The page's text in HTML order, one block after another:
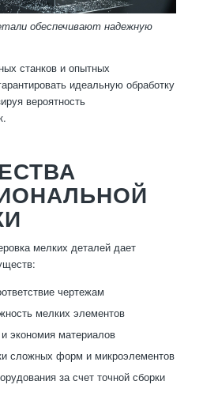
обеспечивают надежную
станков и опытных
идеальную обработку
вероятность
мелких деталей дает
чертежам
мелких элементов
экономия материалов
сложных форм и микроэлементов
за счет точной сборки